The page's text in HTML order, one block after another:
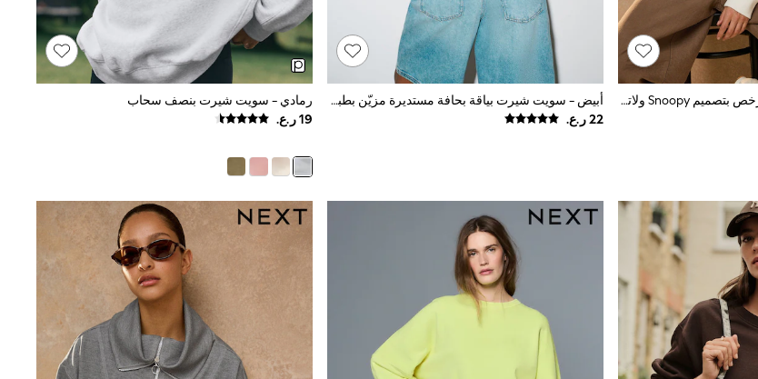
بيج فاتح - سويت شيرت مرخص بتصميم Snoopy ولاتيه القرع
أبيض - سويت شيرت بياقة بحافة مستديرة مزيّن بطبعة ليمون بنمط جرافيك
رمادي - سويت شيرت بنصف سحاب